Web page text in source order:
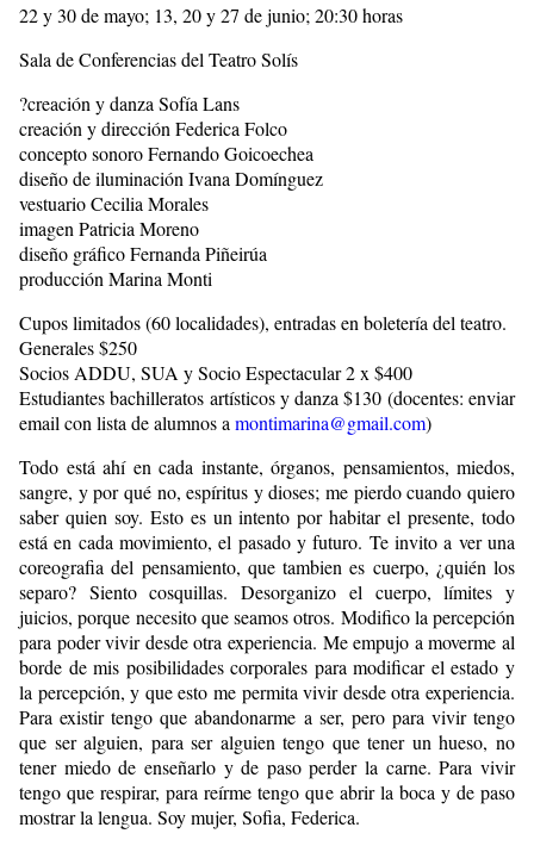
22 y 30 de mayo; 13, 20 y 27 de junio; 20:30 horas
Sala de Conferencias del Teatro Solís
?creación y danza Sofía Lans
creación y dirección Federica Folco
concepto sonoro Fernando Goicoechea
diseño de iluminación Ivana Domínguez
vestuario Cecilia Morales
imagen Patricia Moreno
diseño gráfico Fernanda Piñeirúa
producción Marina Monti
Cupos limitados (60 localidades), entradas en boletería del teatro.
Generales $250
Socios ADDU, SUA y Socio Espectacular 2 x $400
Estudiantes bachilleratos artísticos y danza $130 (docentes: enviar
email con lista de alumnos a montimarina@gmail.com)
Todo está ahí en cada instante, órganos, pensamientos, miedos,
sangre, y por qué no, espíritus y dioses; me pierdo cuando quiero
saber quien soy. Esto es un intento por habitar el presente, todo
está en cada movimiento, el pasado y futuro. Te invito a ver una
coreografia del pensamiento, que tambien es cuerpo, ¿quién los
separo? Siento cosquillas. Desorganizo el cuerpo, límites y
juicios, porque necesito que seamos otros. Modifico la percepción
para poder vivir desde otra experiencia. Me empujo a moverme al
borde de mis posibilidades corporales para modificar el estado y
la percepción, y que esto me permita vivir desde otra experiencia.
Para existir tengo que abandonarme a ser, pero para vivir tengo
que ser alguien, para ser alguien tengo que tener un hueso, no
tener miedo de enseñarlo y de paso perder la carne. Para vivir
tengo que respirar, para reírme tengo que abrir la boca y de paso
mostrar la lengua. Soy mujer, Sofia, Federica.